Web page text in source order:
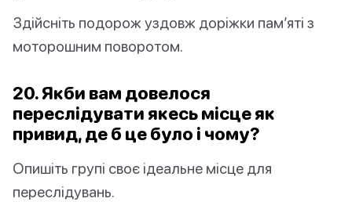
Здійсніть подорож уздовж доріжки пам’яті з
моторошним поворотом.
20. Якби вам довелося
переслідувати якесь місце як
привид, де б це було і чому?
Опишіть групі своє ідеальне місце для
переслідувань.